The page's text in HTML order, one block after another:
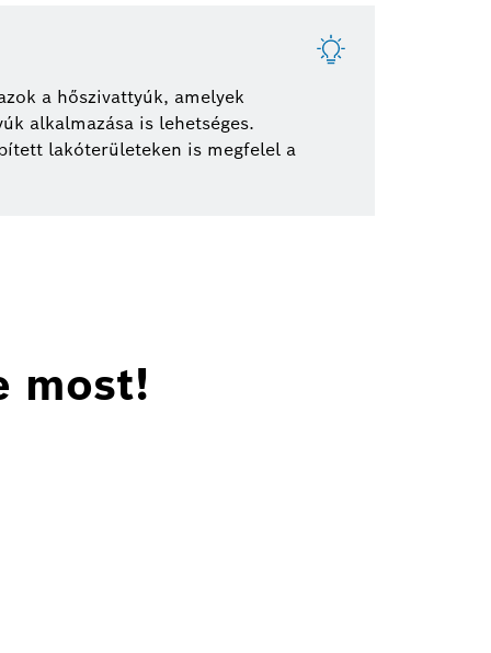
a hőszivattyúk, amelyek
alkalmazása is lehetséges.
lakóterületeken is megfelel a
most!